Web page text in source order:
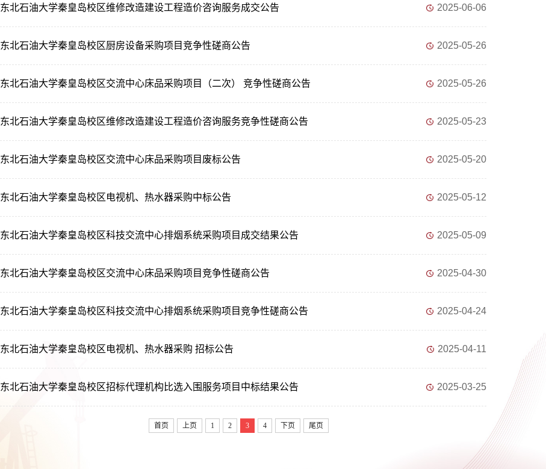
2025-06-06
东北石油大学秦皇岛校区维修改造建设工程造价咨询服务成交公告
2025-05-26
东北石油大学秦皇岛校区厨房设备采购项目竞争性磋商公告
2025-05-26
东北石油大学秦皇岛校区交流中心床品采购项目（二次） 竞争性磋商公告
2025-05-23
东北石油大学秦皇岛校区维修改造建设工程造价咨询服务竞争性磋商公告
2025-05-20
东北石油大学秦皇岛校区交流中心床品采购项目废标公告
2025-05-12
东北石油大学秦皇岛校区电视机、热水器采购中标公告
2025-05-09
东北石油大学秦皇岛校区科技交流中心排烟系统采购项目成交结果公告
2025-04-30
东北石油大学秦皇岛校区交流中心床品采购项目竞争性磋商公告
2025-04-24
东北石油大学秦皇岛校区科技交流中心排烟系统采购项目竞争性磋商公告
2025-04-11
东北石油大学秦皇岛校区电视机、热水器采购 招标公告
2025-03-25
东北石油大学秦皇岛校区招标代理机构比选入围服务项目中标结果公告
首页 上页 1 2 3 4 下页 尾页